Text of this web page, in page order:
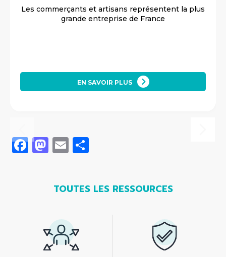
Les commerçants et artisans représentent la plus
grande entreprise de France
EN SAVOIR PLUS
Facebook
Mastodon
Email
TOUTES LES RESSOURCES